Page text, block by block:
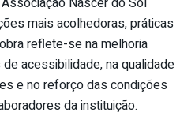
mais acolhedoras, práticas
reflete-se na melhoria
acessibilidade, na qualidade
e no reforço das condições
da instituição.